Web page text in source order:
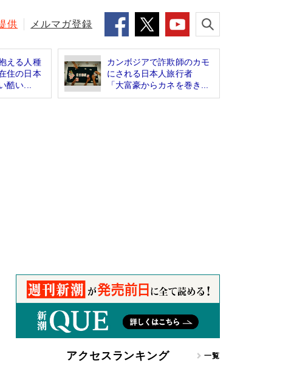
供 メルマガ登録
える人種
住の日本
酷い...
カンボジアで詐欺師のカモ
にされる日本人旅行者
「大富豪からカネを巻き...
アクセスランキング 一覧